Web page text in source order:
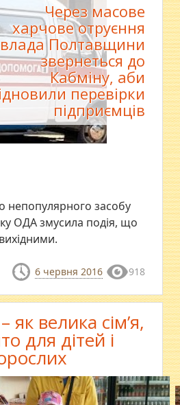
Через масове
харчове отруєння
влада Полтавщини
звернеться до
Кабміну, аби
перевірки
підприємців
непопулярного засобу
ОДА змусила подія, що
6 червня 2016 918
як велика сім’я,
для дітей і